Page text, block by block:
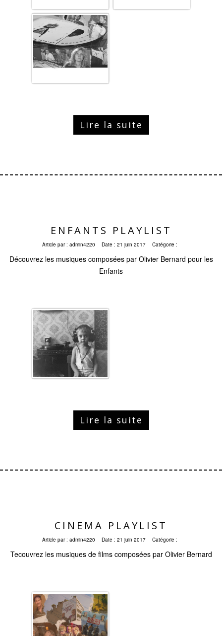
Lire la suite
ENFANTS PLAYLIST
Article par : admin4220 Date : 21 juin 2017 Catégorie :
Découvrez les musiques composées par Olivier Bernard pour les
Enfants
Lire la suite
CINEMA PLAYLIST
Article par : admin4220 Date : 21 juin 2017 Catégorie :
Tecouvrez les musiques de films composées par Olivier Bernard